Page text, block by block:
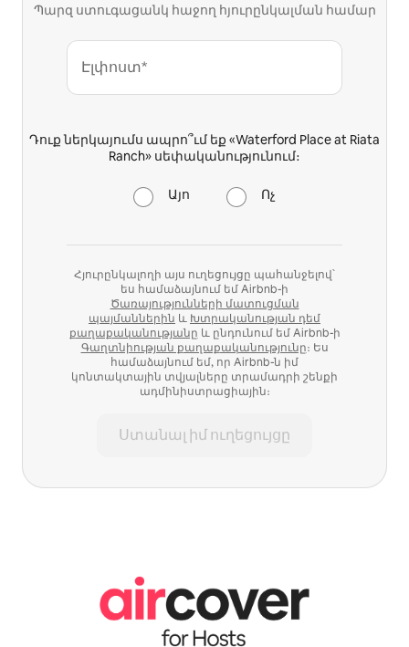
Պարզ ստուգացանկ հաջող հյուրընկալման համար
Էլփոստ*
Դուք ներկայումս ապրո՞ւմ եք «Waterford Place at Riata
Ranch» սեփականությունում։
Այո Ոչ
Հյուրընկալողի այս ուղեցույցը պահանջելով՝
ես համաձայնում եմ Airbnb-ի
Ծառայությունների մատուցման
պայմաններին և Խտրականության դեմ
քաղաքականությանը և ընդունում եմ Airbnb-ի
Գաղտնիության քաղաքականությունը։ Ես
համաձայնում եմ, որ Airbnb-ն իմ
կոնտակտային տվյալները տրամադրի շենքի
ադմինիստրացիային։
Ստանալ իմ ուղեցույցը